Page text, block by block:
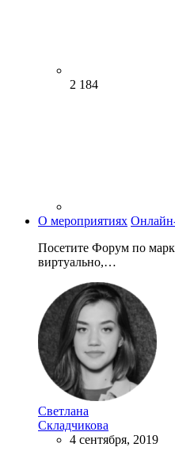
2 184
О мероприятиях
Посетите Форум по
виртуально,…
Светлана
Складчикова
4 сентября, 2019